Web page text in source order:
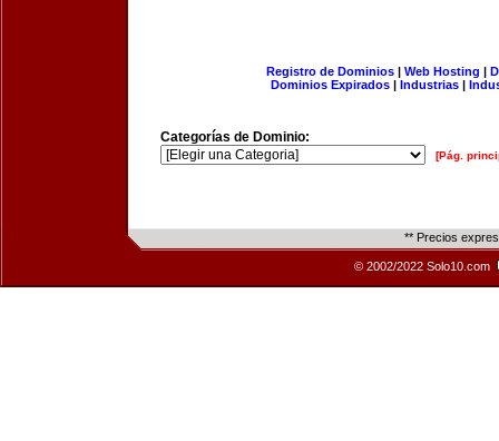
Registro de Dominios| Web Hosting |
Dominios Expirados | Industrias |
Categorías de Dominio:
[Pág.
** Precios
© 2002/2022 Solo10.com